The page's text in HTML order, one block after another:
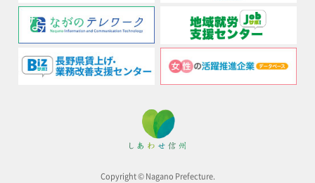
Copyright © Nagano Prefecture.